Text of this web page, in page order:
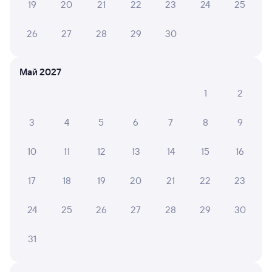
СМС-сопровождение до посадки в поезд
Оформление без регистрации на сайте
Частые вопросы
Как поменять билет на другую дату или
Как вернуть билет?
Что делать, если ошибся при вводе данных
пассажира?
Как перевезти животное в поезде?
бухгалтерии?
19 20 21 22 23 24 25
26 27 28 29 30
Май 2027
1
2
3 4 5 6 7 8 9
10 11 12 13 14 15 16
17 18 19 20 21 22 23
24 25 26 27 28 29 30
31